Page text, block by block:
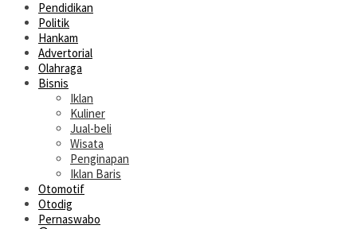
Pendidikan
Politik
Hankam
Advertorial
Olahraga
Bisnis
Iklan
Kuliner
Jual-beli
Wisata
Penginapan
Iklan Baris
Otomotif
Otodig
Pernaswabo